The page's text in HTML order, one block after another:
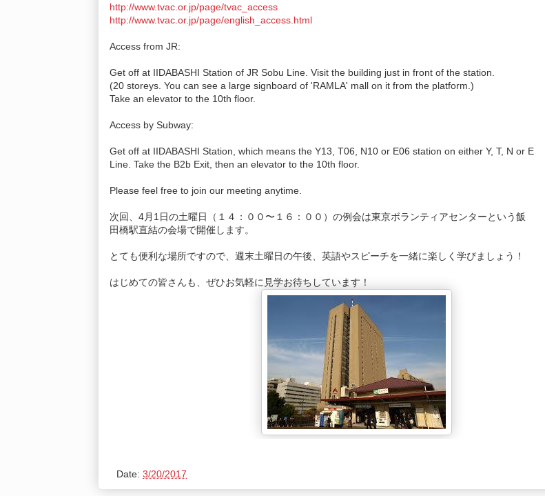
http://www.tvac.or.jp/page/tvac_access
http://www.tvac.or.jp/page/english_access.html
Access from JR:
Get off at IIDABASHI Station of JR Sobu Line. Visit the building just in front of the station.
(20 storeys. You can see a large signboard of 'RAMLA' mall on it from the platform.)
Take an elevator to the 10th floor.
Access by Subway:
Get off at IIDABASHI Station, which means the Y13, T06, N10 or E06 station on either Y, T, N or E
Line. Take the B2b Exit, then an elevator to the 10th floor.
Please feel free to join our meeting anytime.
次回、4月1日の土曜日（１４：００〜１６：００） の例会は東京ボランティアセンターという飯
田橋駅直結の会場で開催します。
とても便利な場所ですので、週末土曜日の午後、英語やスピーチを一緒に楽しく学びましょう！
はじめての皆さんも、ぜひお気軽に見学お待ちしています！
Date: 3/20/2017